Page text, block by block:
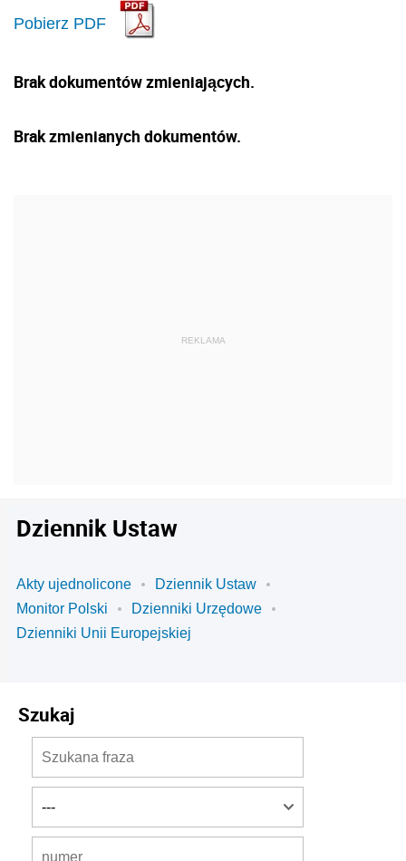
Pobierz PDF
Brak dokumentów zmieniających.
Brak zmienianych dokumentów.
Dziennik Ustaw
Akty ujednolicone
Dziennik Ustaw
Monitor Polski
Dzienniki Urzędowe
Dzienniki Unii Europejskiej
Szukaj